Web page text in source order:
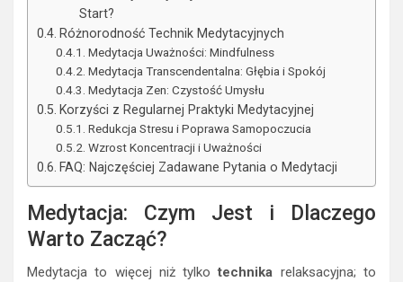
Start?
Różnorodność Technik Medytacyjnych
Medytacja Uważności: Mindfulness
Medytacja Transcendentalna: Głębia i Spokój
Medytacja Zen: Czystość Umysłu
Korzyści z Regularnej Praktyki Medytacyjnej
Redukcja Stresu i Poprawa Samopoczucia
Wzrost Koncentracji i Uważności
FAQ: Najczęściej Zadawane Pytania o Medytacji
Medytacja: Czym Jest i Dlaczego
Warto Zacząć?
Medytacja to więcej niż tylkotechnika relaksacyjna; to